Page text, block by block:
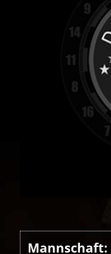
Mannschaft: